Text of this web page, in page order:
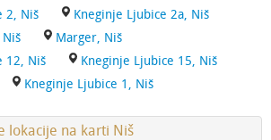
2, Niš
Kneginje Ljubice 2a, Niš
Niš
Marger, Niš
12, Niš
Kneginje Ljubice 15, Niš
Kneginje Ljubice 1, Niš
lokacije na karti Niš